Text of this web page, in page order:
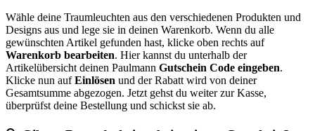
Wähle deine Traumleuchten aus den verschiedenen Produkten und
Designs aus und lege sie in deinen Warenkorb. Wenn du alle
gewünschten Artikel gefunden hast, klicke oben rechts auf
Warenkorb bearbeiten. Hier kannst du unterhalb der
Artikelübersicht deinen Paulmann Gutschein Code eingeben.
Klicke nun aufEinlösen und der Rabatt wird von deiner
Gesamtsumme abgezogen. Jetzt gehst du weiter zur Kasse,
überprüfst deine Bestellung und schickst sie ab.